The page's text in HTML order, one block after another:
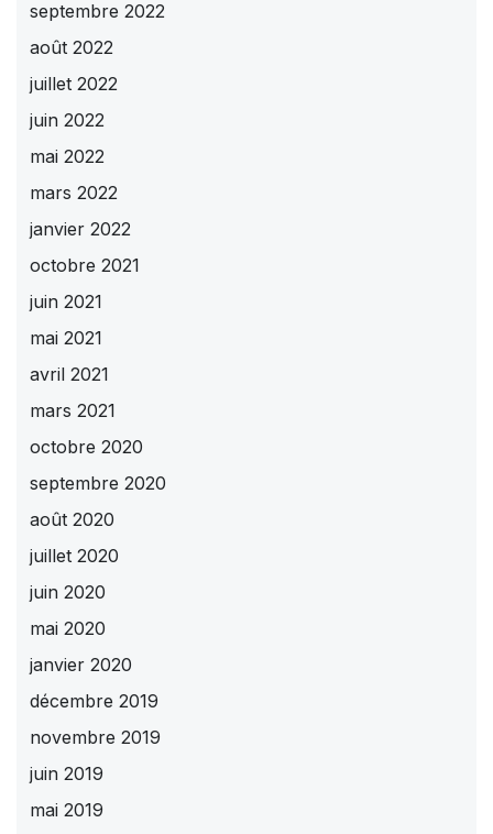
septembre 2022
août 2022
juillet 2022
juin 2022
mai 2022
mars 2022
janvier 2022
octobre 2021
juin 2021
mai 2021
avril 2021
mars 2021
octobre 2020
septembre 2020
août 2020
juillet 2020
juin 2020
mai 2020
janvier 2020
décembre 2019
novembre 2019
juin 2019
mai 2019